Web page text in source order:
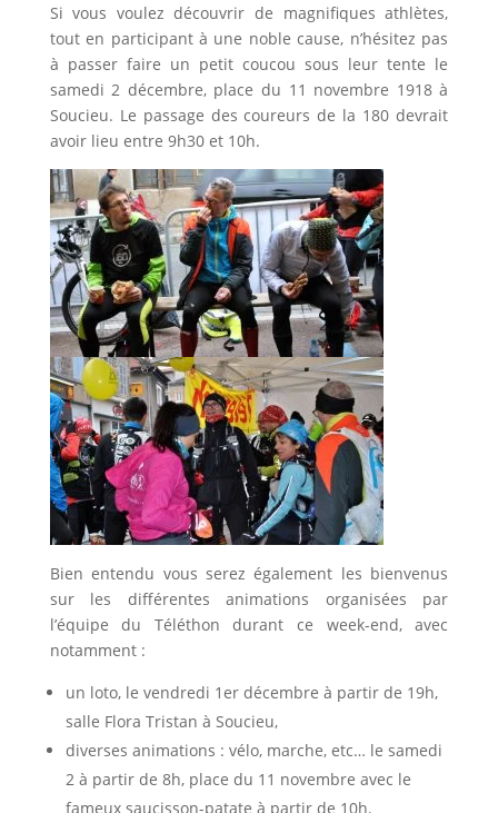
Si vous voulez découvrir de magnifiques athlètes,
tout en participant à une noble cause, n’hésitez pas
à passer faire un petit coucou sous leur tente le
samedi 2 décembre, place du 11 novembre 1918 à
Soucieu. Le passage des coureurs de la 180 devrait
avoir lieu entre 9h30 et 10h.
Bien entendu vous serez également les bienvenus
sur les différentes animations organisées par
l’équipe du Téléthon durant ce week-end, avec
notamment :
un loto, le vendredi 1er décembre à partir de 19h,
salle Flora Tristan à Soucieu,
diverses animations : vélo, marche, etc… le samedi
2 à partir de 8h, place du 11 novembre avec le
fameux saucisson-patate à partir de 10h.